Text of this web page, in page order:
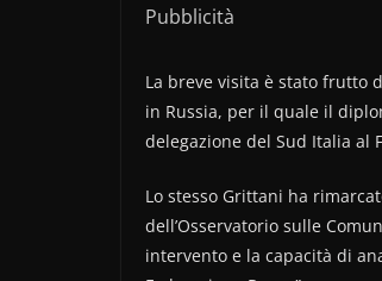
Pubblicità
La breve visita è stato frutto
in Russia, per il quale il
delegazione del Sud Italia al
Lo stesso Grittani ha
dell’Osservatorio sulle
intervento e la capacità di